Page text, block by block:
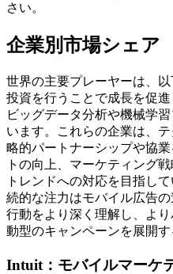
さい。
企業別市場シェア
世界の主要プレーヤーは、
投資を行うことで成長を促進
ビッグデータ分析や機械学
います。これらの企業は、
略的パートナーシップや協
トの向上、マーケティング
トレンドへの対応を目指し
続的な注力はモバイル広告
行動をより深く理解し、よ
動型のキャンペーンを展開
Intuit：モバイルマーケ